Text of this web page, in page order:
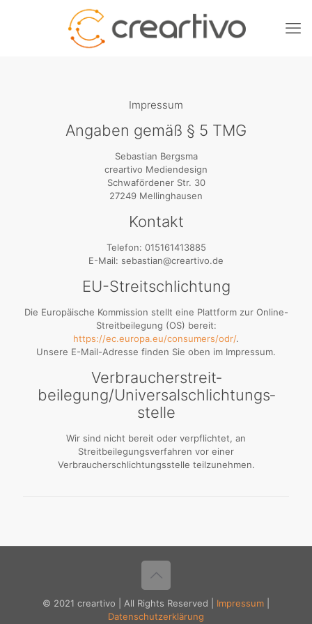
Impressum
Angaben gemäß § 5 TMG
Sebastian Bergsma
creartivo Mediendesign
Schwafördener Str. 30
27249 Mellinghausen
Kontakt
Telefon: 015161413885
E-Mail: sebastian@creartivo.de
EU-Streitschlichtung
Die Europäische Kommission stellt eine Plattform zur Online-
Streitbeilegung (OS) bereit:
https://ec.europa.eu/consumers/odr/.
Unsere E-Mail-Adresse finden Sie oben im Impressum.
Verbraucher­streit­
beilegung/Universal­schlichtungs­
stelle
Wir sind nicht bereit oder verpflichtet, an
Streitbeilegungsverfahren vor einer
Verbraucherschlichtungsstelle teilzunehmen.
© 2021 creartivo | All Rights Reserved | Impressum
Datenschutzerklärung